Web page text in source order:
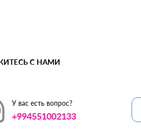
С НАМИ
У вас есть вопрос?
+994551002133